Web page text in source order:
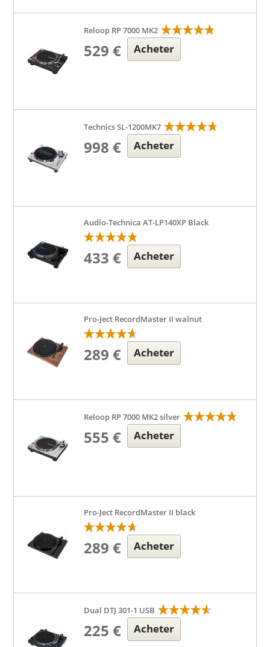
Reloop RP 7000 MK2
529 € Acheter
Technics SL-1200MK7
998 € Acheter
Audio-Technica AT-LP140XP Black
433 € Acheter
Pro-Ject RecordMaster II walnut
289 € Acheter
Reloop RP 7000 MK2 silver
555 € Acheter
Pro-Ject RecordMaster II black
289 € Acheter
Dual DTJ 301-1 USB
225 € Acheter